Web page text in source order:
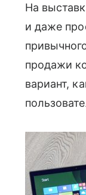
На
и даже
продажи
вариант,